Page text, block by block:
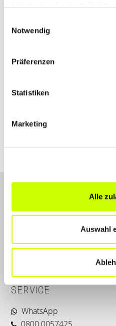
Notwendig
Präferenzen
Statistiken
Marketing
Alle
Auswahl
NARDINI KLINIKUM
Kaiserstraße 14
Kontakt
SERVICE
WhatsApp